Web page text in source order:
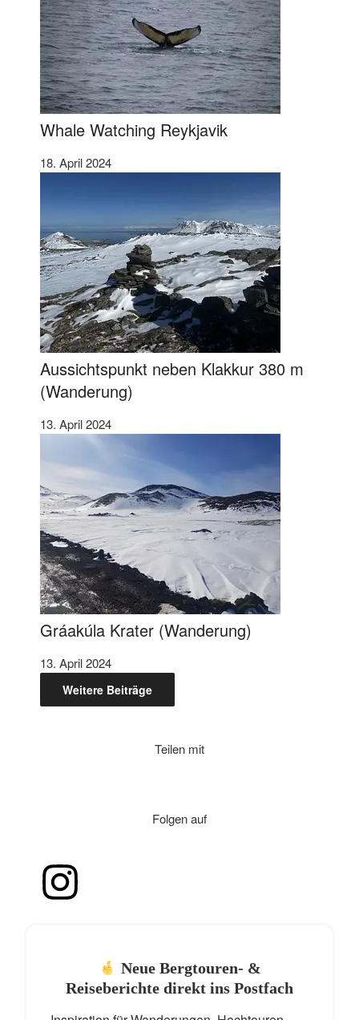
Whale Watching Reykjavik
18. April 2024
Aussichtspunkt neben Klakkur 380 m
(Wanderung)
13. April 2024
Gráakúla Krater (Wanderung)​
13. April 2024
Weitere Beiträge
Teilen mit
Folgen auf
Neue Bergtouren- &
Reiseberichte direkt ins Postfach